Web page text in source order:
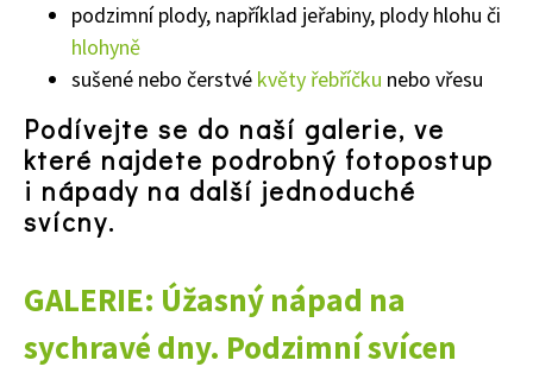
65 Kč
Naše krásná zahrada Speciál
podzimní plody, například jeřabiny, plody hlohu či
hlohyně
sušené nebo čerstvé květy řebříčku nebo vřesu
Podívejte se do naší galerie, ve
které najdete podrobný fotopostup
i nápady na další jednoduché
svícny.
GALERIE: Úžasný nápad na
sychravé dny. Podzimní svícen